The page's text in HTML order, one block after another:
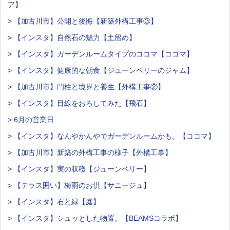
ア】
> 【加古川市】公開と後悔【新築外構工事③】
> 【インスタ】自然石の魅力【土留め】
> 【インスタ】ガーデンルームタイプのココマ【ココマ】
> 【インスタ】健康的な朝食【ジューンベリーのジャム】
> 【加古川市】門柱と境界と養生【外構工事②】
> 【インスタ】目線をおろしてみた【飛石】
> 6月の営業日
> 【インスタ】なんやかんやでガーデンルームかも。【ココマ】
> 【加古川市】新築の外構工事の様子【外構工事】
> 【インスタ】実の収穫【ジューンベリー】
> 【テラス囲い】梅雨のお供【サニージュ】
> 【インスタ】石と緑【庭】
> 【インスタ】シュッとした物置。【BEAMSコラボ】